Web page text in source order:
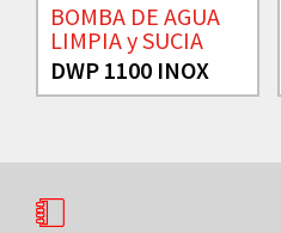
BOMBA DE AGUA
LIMPIA y SUCIA
DWP 1100 INOX